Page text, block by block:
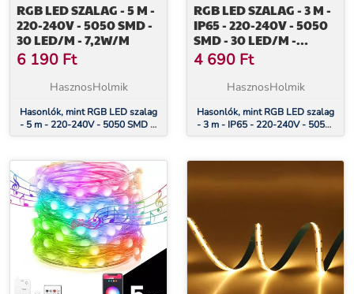
RGB LED SZALAG - 5 M -
220-240V - 5050 SMD -
30 LED/M - 7,2W/M
6 190 Ft
HasznosHolmik
Hasonlók, mint RGB LED szalag
- 5 m - 220-240V - 5050 SMD -
30 LED/m - 7,2W/m
RGB LED SZALAG - 3 M -
IP65 - 220-240V - 5050
SMD - 30 LED/M -
7,2W/M
4 690 Ft
HasznosHolmik
Hasonlók, mint RGB LED szalag
- 3 m - IP65 - 220-240V - 5050
SMD - 30 LED/m - 7,2W/m